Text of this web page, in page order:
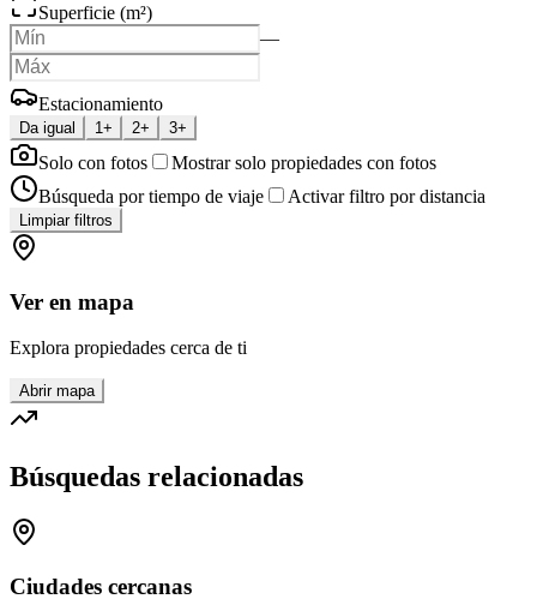
Superficie (m²)
—
Estacionamiento
Da igual 1+ 2+ 3+
Solo con fotos
Mostrar solo propiedades con fotos
Búsqueda por tiempo de viaje
Activar filtro por distancia
Limpiar filtros
Ver en mapa
Explora propiedades cerca de ti
Abrir mapa
Búsquedas relacionadas
Ciudades cercanas